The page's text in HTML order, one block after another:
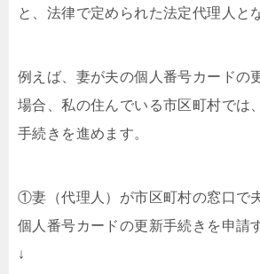
と、法律で定められた法定代理人と
例えば、妻が夫の個人番号カードの
場合、私の住んでいる市区町村で
手続きを進めます。
①妻（代理人）が市区町村の窓口で
個人番号カードの更新手続きを申請
↓